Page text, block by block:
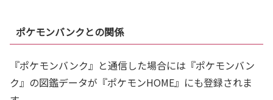
ポケモンバンクとの関係
『ポケモンバンク』と通信した場合には『ポケモンバン
ク』の図鑑データが『ポケモンHOME』にも登録されま